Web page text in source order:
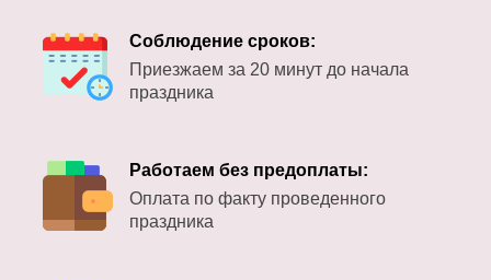
Соблюдение сроков:
Приезжаем за 20 минут до начала
праздника
Работаем без предоплаты:
Оплата по факту проведенного
праздника